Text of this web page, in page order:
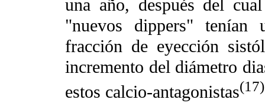
una año, después del
"nuevos dippers" tenían
fracción de eyección
incremento del diámetro
estos calcio-antagonistas(17)